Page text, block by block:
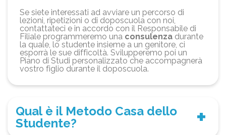
Se siete interessati ad avviare un percorso di
lezioni, ripetizioni o di doposcuola con noi,
contattateci e in accordo con il Responsabile di
Filiale programmeremo una consulenza durante
la quale, lo studente insieme a un genitore, ci
esporrà le sue difficoltà. Svilupperemo poi un
Piano di Studi personalizzato che accompagnerà
vostro figlio durante il doposcuola.
Qual è il Metodo Casa dello
Studente?